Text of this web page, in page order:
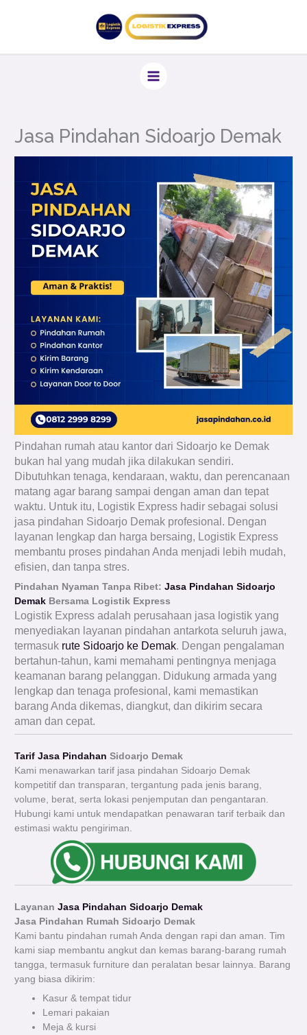
Jasa Pindahan Sidoarjo Demak
Pindahan rumah atau kantor dari Sidoarjo ke Demak
bukan hal yang mudah jika dilakukan sendiri.
Dibutuhkan tenaga, kendaraan, waktu, dan perencanaan
matang agar barang sampai dengan aman dan tepat
waktu. Untuk itu, Logistik Express hadir sebagai solusi
jasa pindahan Sidoarjo Demak profesional. Dengan
layanan lengkap dan harga bersaing, Logistik Express
membantu proses pindahan Anda menjadi lebih mudah,
efisien, dan tanpa stres.
Pindahan Nyaman Tanpa Ribet:Jasa Pindahan Sidoarjo
Demak Bersama Logistik Express
Logistik Express adalah perusahaan jasa logistik yang
menyediakan layanan pindahan antarkota seluruh jawa,
termasuk rute Sidoarjo ke Demak. Dengan pengalaman
bertahun-tahun, kami memahami pentingnya menjaga
keamanan barang pelanggan. Didukung armada yang
lengkap dan tenaga profesional, kami memastikan
barang Anda dikemas, diangkut, dan dikirim secara
aman dan cepat.
Tarif Jasa Pindahan Sidoarjo Demak
Kami menawarkan tarif jasa pindahan Sidoarjo Demak
kompetitif dan transparan, tergantung pada jenis barang,
volume, berat, serta lokasi penjemputan dan pengantaran.
Hubungi kami untuk mendapatkan penawaran tarif terbaik dan
estimasi waktu pengiriman.
LayananJasa Pindahan Sidoarjo Demak
Jasa Pindahan Rumah Sidoarjo Demak
Kami bantu pindahan rumah Anda dengan rapi dan aman. Tim
kami siap membantu angkut dan kemas barang-barang rumah
tangga, termasuk furniture dan peralatan besar lainnya. Barang
yang biasa dikirim:
Kasur & tempat tidur
Lemari pakaian
Meja & kursi